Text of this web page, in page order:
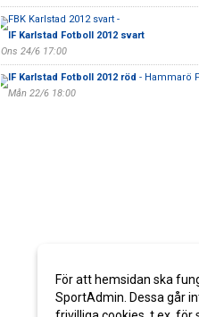
FBK Karlstad 2012 svart -
IF Karlstad Fotboll 2012 svart
Ons 24/6 17:00
IF Karlstad Fotboll 2012 röd - Hammarö
Mån 22/6 18:00
För att hemsidan ska
SportAdmin. Dessa går